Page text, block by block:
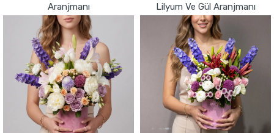
Aranjmanı
Lilyum Ve Gül Aranjmanı